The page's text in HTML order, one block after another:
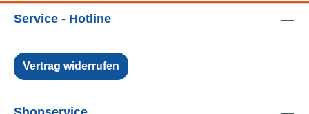
Service - Hotline
Vertrag widerrufen